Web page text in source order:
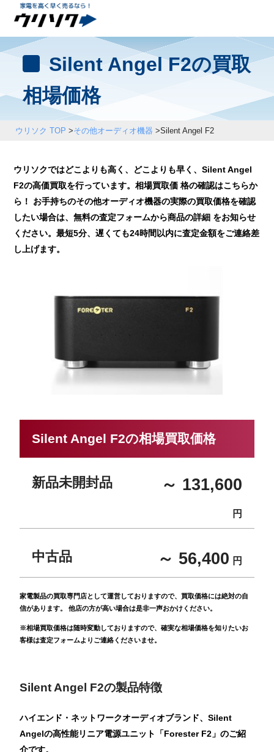
Silent Angel F2の買取
相場価格
ウリソク TOP >その他オーディオ機器 >Silent Angel F2
ウリソクではどこよりも高く、どこよりも早く、Silent Angel
F2の高価買取を行っています。相場買取価 格の確認はこちらか
ら！ お手持ちのその他オーディオ機器の実際の買取価格を確認
したい場合は、無料の査定フォームから商品の詳細 をお知らせ
ください。最短5分、遅くても24時間以内に査定金額をご連絡差
し上げます。
Silent Angel F2の相場買取価格
新品未開封品 ～ 131,600
円
中古品 ～ 56,400 円
家電製品の買取専門店として運営しておりますので、買取価格には絶対の自
信があります。 他店の方が高い場合は是非一声おかけください。
※相場買取価格は随時変動しておりますので、確実な相場価格を知りたいお
客様は査定フォームよりご連絡くださいませ。
Silent Angel F2の製品特徴
ハイエンド・ネットワークオーディオブランド、Silent
Angelの高性能リニア電源ユニット「Forester F2」のご紹
介です。